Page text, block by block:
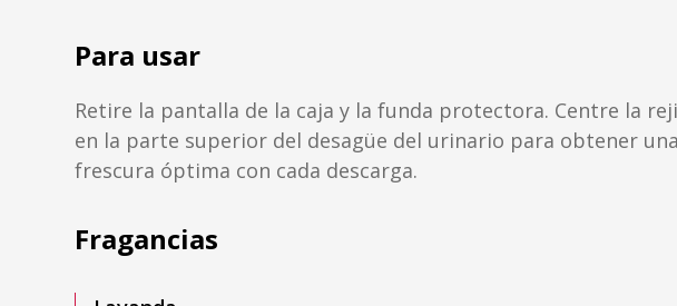
Para usar
Retire la pantalla de la caja y la funda protectora. Centre la
en la parte superior del desagüe del urinario para obtener una
frescura óptima con cada descarga.
Fragancias